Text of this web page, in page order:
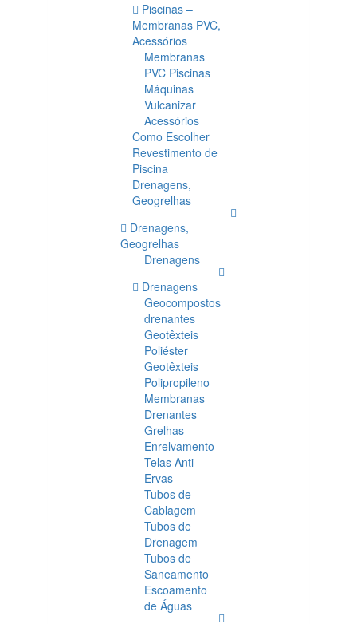
Piscinas –
Membranas PVC,
Acessórios
Membranas
PVC Piscinas
Máquinas
Vulcanizar
Acessórios
Como Escolher
Revestimento de
Piscina
Drenagens,
Geogrelhas
Drenagens,
Geogrelhas
Drenagens
Drenagens
Geocompostos
drenantes
Geotêxteis
Poliéster
Geotêxteis
Polipropileno
Membranas
Drenantes
Grelhas
Enrelvamento
Telas Anti
Ervas
Tubos de
Cablagem
Tubos de
Drenagem
Tubos de
Saneamento
Escoamento
de Águas